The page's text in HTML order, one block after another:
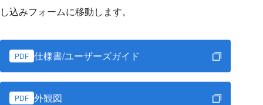
し込みフォームに移動します。
PDF 仕様書/ユーザーズガイド
PDF 外観図